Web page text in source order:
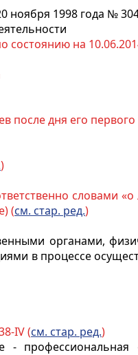
ноября 1998 года №
состоянию на
после дня его
)
словами
(см. стар. ред.)
органами,
в процессе
IV (см. стар. ред.)
-